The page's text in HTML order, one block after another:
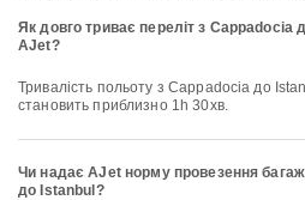
Як довго триває переліт з Cappadocia
AJet?
Тривалість польоту з Cappadocia до Istanbul з авіакомпанією AJet
становить приблизно 1h 30хв.
Чи надає AJet норму провезення
до Istanbul?